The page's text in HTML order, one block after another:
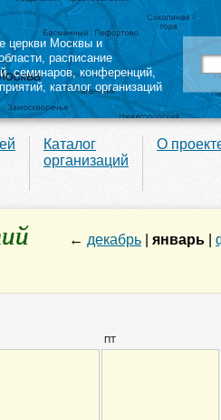
церкви Москвы и
, расписание
,семинаров,конференций,
каталог организаций
Каталог
организаций
О
← декабрь январь
ПТ